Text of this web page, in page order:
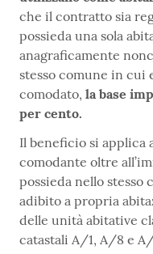
che il contratto sia
possieda una sola
anagraficamente
stesso comune in cui
comodato, la base
per cento.
Il beneficio si applica
comodante oltre
possieda nello stesso
adibito a propria
delle unità abitative
catastali A/1, A/8 e